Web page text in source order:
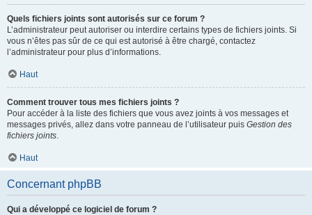
Quels fichiers joints sont autorisés sur ce forum ?
L’administrateur peut autoriser ou interdire certains types de fichiers joints. Si
vous n’êtes pas sûr de ce qui est autorisé à être chargé, contactez
l’administrateur pour plus d’informations.
Haut
Comment trouver tous mes fichiers joints ?
Pour accéder à la liste des fichiers que vous avez joints à vos messages et
messages privés, allez dans votre panneau de l’utilisateur puis Gestion des
fichiers joints.
Haut
Concernant phpBB
Qui a développé ce logiciel de forum ?